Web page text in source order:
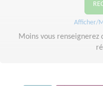
Afficher/
Moins vous renseignerez